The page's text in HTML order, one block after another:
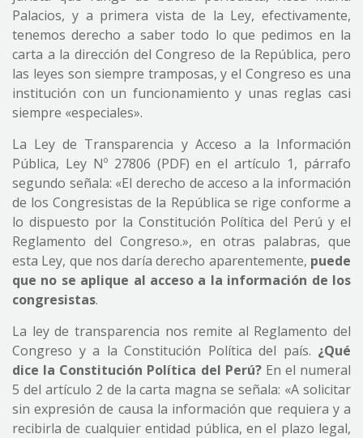
Palacios, y a primera vista de la Ley, efectivamente,
tenemos derecho a saber todo lo que pedimos en la
carta a la dirección del Congreso de la República, pero
las leyes son siempre tramposas, y el Congreso es una
institución con un funcionamiento y unas reglas casi
siempre «especiales».
La Ley de Transparencia y Acceso a la Información
Pública, Ley Nº 27806 (PDF) en el artículo 1, párrafo
segundo señala: «El derecho de acceso a la información
de los Congresistas de la República se rige conforme a
lo dispuesto por la Constitución Política del Perú y el
Reglamento del Congreso.», en otras palabras, que
esta Ley, que nos daría derecho aparentemente, puede
que no se aplique al acceso a la información de los
congresistas.
La ley de transparencia nos remite al Reglamento del
Congreso y a la Constitución Política del país. ¿Qué
dice la Constitución Política del Perú?En el numeral
5 del artículo 2 de la carta magna se señala: «A solicitar
sin expresión de causa la información que requiera y a
recibirla de cualquier entidad pública, en el plazo legal,